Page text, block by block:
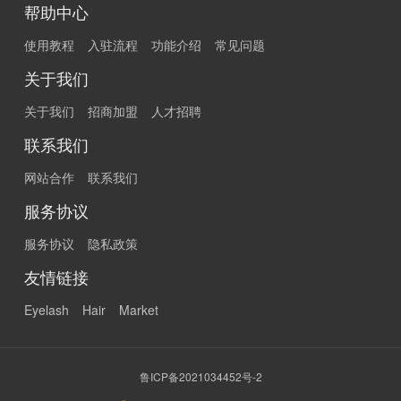
帮助中心
使用教程 入驻流程 功能介绍 常见问题
关于我们
关于我们 招商加盟 人才招聘
联系我们
网站合作 联系我们
服务协议
服务协议 隐私政策
友情链接
Eyelash Hair Market
鲁ICP备2021034452号-2